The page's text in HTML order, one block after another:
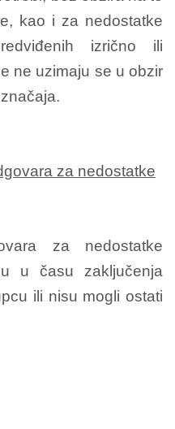
kao i za nedostatke
izrično ili
ne uzimaju se u obzir
za nedostatke
za nedostatke
u času zaključenja
ili nisu mogli ostati